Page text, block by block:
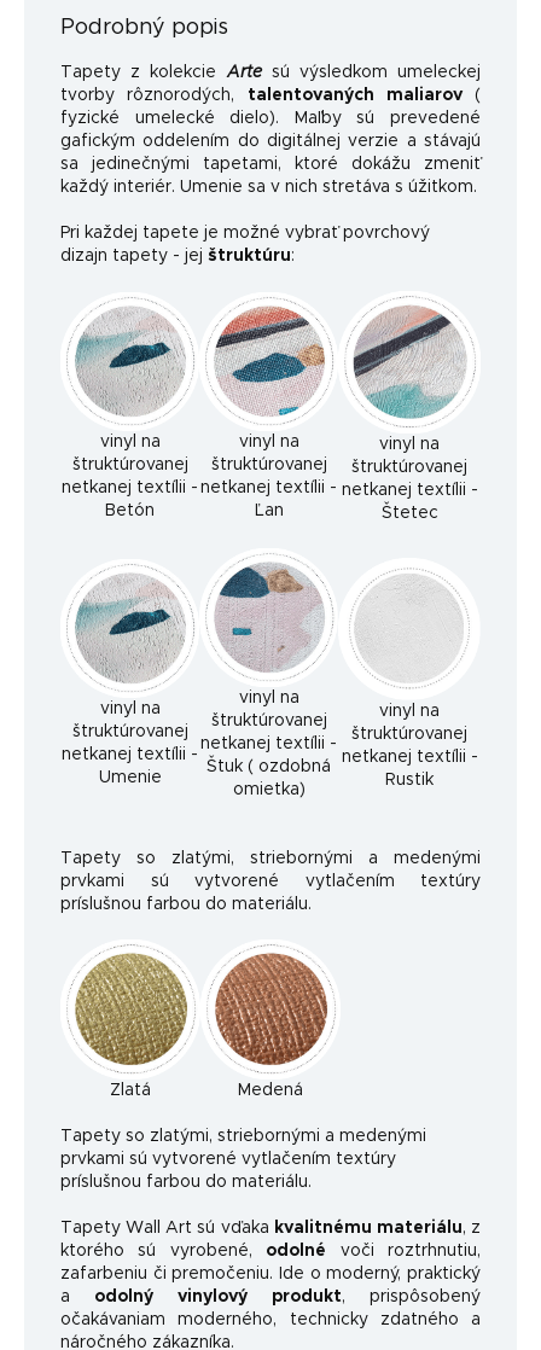
Podrobný popis
Tapety z kolekcieArtesú výsledkom umeleckej
tvorby rôznorodých,
talentovaných maliarov(
fyzické umelecké dielo). Maľby sú prevedené
gafickým oddelením do digitálnej verzie a stávajú
sa jedinečnými tapetami, ktoré dokážu zmeniť
každý interiér. Umenie sa v nich stretáva s úžitkom.
Pri každej tapete je možné vybrať povrchový
dizajn tapety - jej štruktúru:
vinyl na
štruktúrovanej
netkanej textílii -
Betón
vinyl na
štruktúrovanej
netkanej textílii -
Ľan
vinyl na
štruktúrovanej
netkanej textílii -
Štetec
vinyl na
štruktúrovanej
netkanej textílii -
Umenie
vinyl na
štruktúrovanej
netkanej textílii -
Štuk ( ozdobná
omietka)
vinyl na
štruktúrovanej
netkanej textílii -
Rustik
Tapety so zlatými, striebornými a medenými
prvkami sú vytvorené vytlačením textúry
príslušnou farbou do materiálu.
Zlatá Medená
Tapety so zlatými, striebornými a medenými
prvkami sú vytvorené vytlačením textúry
príslušnou farbou do materiálu.
Tapety Wall Art sú vďaka kvalitnému materiálu, z
ktorého sú vyrobené, odolné voči roztrhnutiu,
zafarbeniu či premočeniu. Ide o moderný, praktický
a odolný vinylový produkt, prispôsobený
očakávaniam moderného, ​​technicky zdatného a
náročného zákazníka.